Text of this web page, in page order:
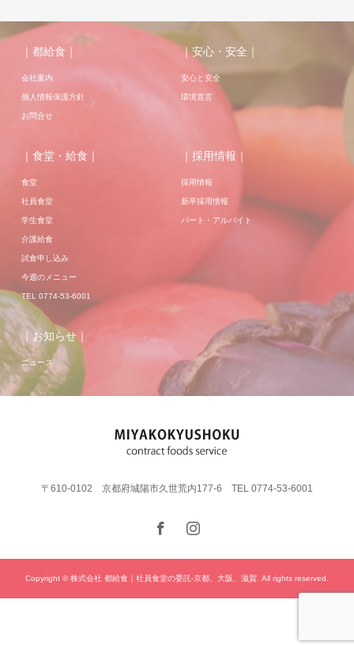
｜都給食｜
会社案内
個人情報保護方針
お問合せ
｜安心・安全｜
安心と安全
環境宣言
｜食堂・給食｜
食堂
社員食堂
学生食堂
介護給食
試食申し込み
今週のメニュー
TEL 0774-53-6001
｜採用情報｜
採用情報
新卒採用情報
パート・アルバイト
｜お知らせ｜
ニュース
〒610-0102 京都府城陽市久世荒内177-6 TEL 0774-53-6001
Copyright © 株式会社 都給食｜社員食堂の委託-京都、大阪、滋賀. All rights reserved.